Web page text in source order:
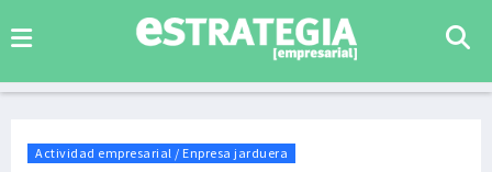
Actividad empresarial / Enpresa jarduera